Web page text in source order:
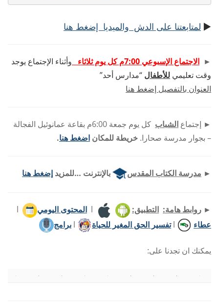
► لمتابعتنا على الدش والميديا إضغط هنا
► الاجتماع الإسبوعي 7:00م كل يوم ثلاثاء
وأثناء الإجتماع يوجد
وقت تعليمي للأطفال “مدارس أحد”
العنوان بالتفصيل إضغط هنا
► إجتماع الشباب
كل يوم جمعة 6:00م بقاعة عمانوئيل الفجالة
– بجوار مدرسة صحارا. خريطة للمكان اضغط هنا.
► مدرسة الكتاب المقدس بالإنترنت …للمزيد إضغط هنا
► روابط هامة: التطبيق: المحتوى اليومي
عطاء
تفسير الحق المغير للحياة برامج
يمكنك ان تجدنا على: